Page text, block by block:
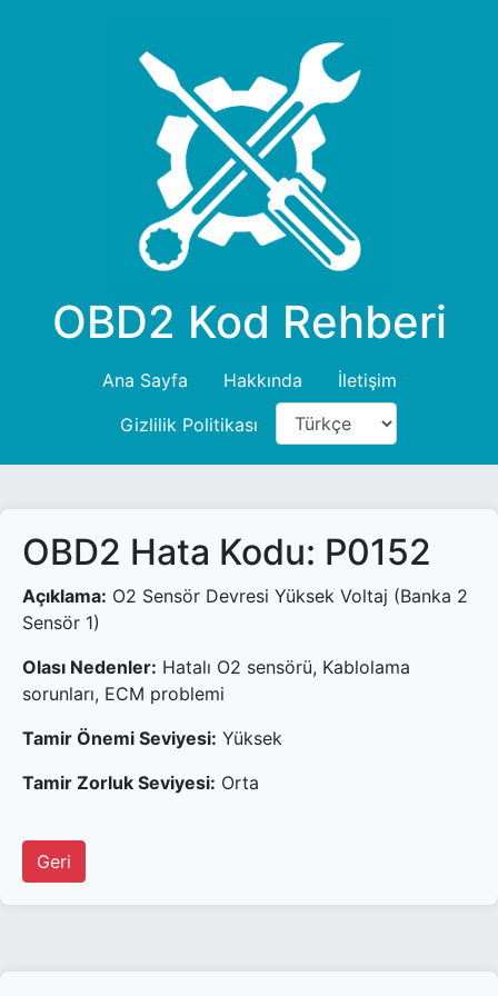
OBD2 Kod Rehberi
Ana Sayfa Hakkında
İletişim
Gizlilik Politikası
OBD2 Hata Kodu: P0152
Açıklama: O2 Sensör Devresi Yüksek Voltaj (Banka 2
Sensör 1)
Olası Nedenler: Hatalı O2 sensörü, Kablolama
sorunları, ECM problemi
Tamir Önemi Seviyesi: Yüksek
Tamir Zorluk Seviyesi: Orta
Geri